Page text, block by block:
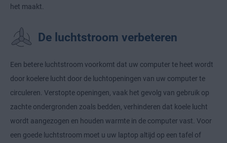
het maakt.
De luchtstroom verbeteren
Een betere luchtstroom voorkomt dat uw computer te heet wordt
door koelere lucht door de luchtopeningen van uw computer te
circuleren. Verstopte openingen, vaak het gevolg van gebruik op
zachte ondergronden zoals bedden, verhinderen dat koele lucht
wordt aangezogen en houden warmte in de computer vast. Voor
een goede luchtstroom moet u uw laptop altijd op een tafel of